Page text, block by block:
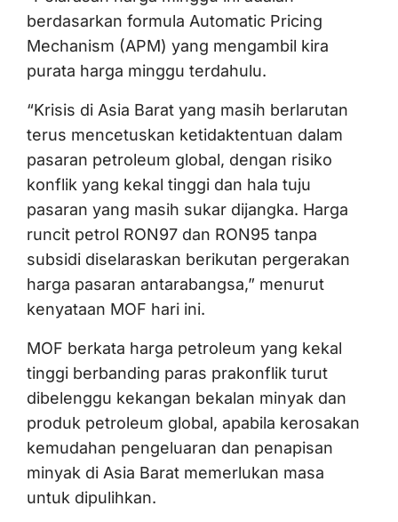
berdasarkan formula Automatic Pricing
Mechanism (APM) yang mengambil kira
purata harga minggu terdahulu.
“Krisis di Asia Barat yang masih berlarutan
terus mencetuskan ketidaktentuan dalam
pasaran petroleum global, dengan risiko
konflik yang kekal tinggi dan hala tuju
pasaran yang masih sukar dijangka. Harga
runcit petrol RON97 dan RON95 tanpa
subsidi diselaraskan berikutan pergerakan
harga pasaran antarabangsa,” menurut
kenyataan MOF hari ini.
MOF berkata harga petroleum yang kekal
tinggi berbanding paras prakonflik turut
dibelenggu kekangan bekalan minyak dan
produk petroleum global, apabila kerosakan
kemudahan pengeluaran dan penapisan
minyak di Asia Barat memerlukan masa
untuk dipulihkan.